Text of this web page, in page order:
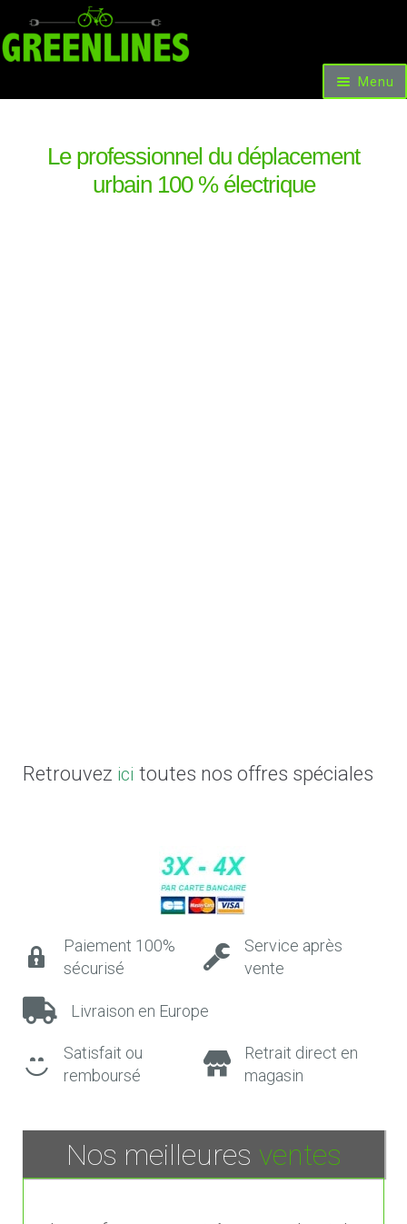
Menu
Accueil
Scooters & Trottinettes
Nos facilités de paiement
Les occasions et promotions
Le professionnel du déplacement
urbain 100 % électrique
Retrouvez ici toutes nos offres spéciales
Paiement 100%
sécurisé
Service après
vente
Livraison en Europe
Satisfait ou
remboursé
Retrait direct en
magasin
Nos meilleures ventes